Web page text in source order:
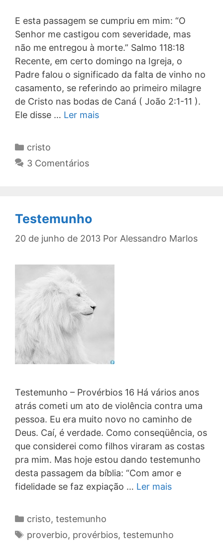
E esta passagem se cumpriu em mim: “O
Senhor me castigou com severidade, mas
não me entregou à morte.” Salmo 118:18
Recente, em certo domingo na Igreja, o
Padre falou o significado da falta de vinho no
casamento, se referindo ao primeiro milagre
de Cristo nas bodas de Caná ( João 2:1-11 ).
Ele disse … Ler mais
Categorias
cristo
3 Comentários
Testemunho
20 de junho de 2013 Por Alessandro Marlos
Testemunho – Provérbios 16 Há vários anos
atrás cometi um ato de violência contra uma
pessoa. Eu era muito novo no caminho de
Deus. Caí, é verdade. Como conseqüência, os
que considerei como filhos viraram as costas
pra mim. Mas hoje estou dando testemunho
desta passagem da bíblia: “Com amor e
fidelidade se faz expiação … Ler mais
Categorias
cristo, testemunho
Tags
proverbio, provérbios, testemunho